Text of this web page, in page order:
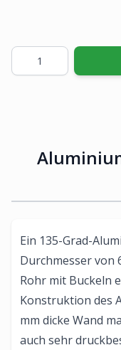
Menge
Ein 135-Grad-
Durchmesser von
Rohr mit Buckeln
Konstruktion des
mm dicke Wand
auch sehr